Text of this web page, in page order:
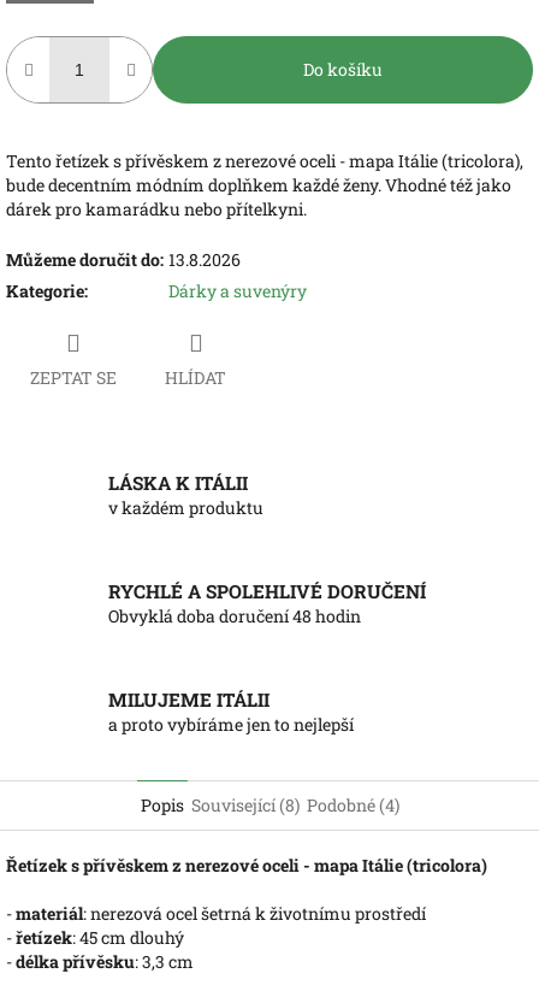
Do košíku
Tento řetízek s přívěskem z nerezové oceli - mapa Itálie (tricolora),
bude decentním módním doplňkem každé ženy. Vhodné též jako
dárek pro kamarádku nebo přítelkyni.
Můžeme doručit do: 13.8.2026
Kategorie: Dárky a suvenýry
ZEPTAT SE HLÍDAT
LÁSKA K ITÁLII
v každém produktu
RYCHLÉ A SPOLEHLIVÉ DORUČENÍ
Obvyklá doba doručení 48 hodin
MILUJEME ITÁLII
a proto vybíráme jen to nejlepší
Popis Související (8) Podobné (4)
Řetízek s přívěskem z nerezové oceli - mapa Itálie (tricolora)
-materiál: nerezová ocel šetrná k životnímu prostředí
-řetízek: 45 cm dlouhý
-délka přívěsku: 3,3 cm